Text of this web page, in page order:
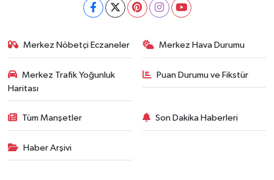
Merkez Nöbetçi Eczaneler Merkez Hava Durumu
Merkez Trafik Yoğunluk
Haritası
Puan Durumu ve Fikstür
Tüm Manşetler Son Dakika Haberleri
Haber Arşivi